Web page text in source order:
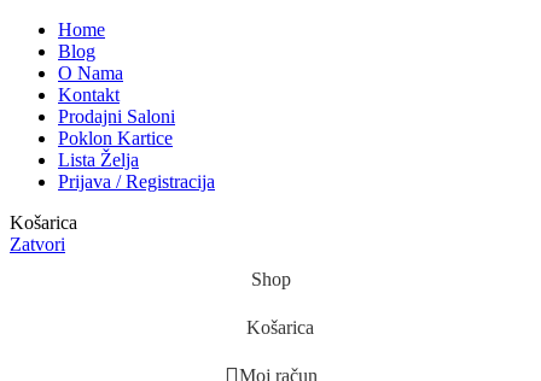
Home
Blog
O Nama
Kontakt
Prodajni Saloni
Poklon Kartice
Lista Želja
Prijava / Registracija
Košarica
Zatvori
Shop
Košarica
Moj račun